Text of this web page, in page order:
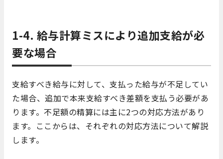
1-4. 給与計算ミスにより追加支給が必
要な場合
支給すべき給与に対して、支払った給与が不足してい
た場合、追加で本来支給すべき差額を支払う必要があ
ります。不足額の精算には主に2つの対応方法があり
ます。ここからは、それぞれの対応方法について解説
します。